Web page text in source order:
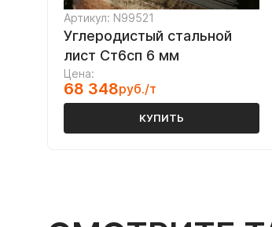
Артикул: N99521
Углеродистый стальной
лист Ст6сп 6 мм
Цена:
68 348руб./т
КУПИТЬ